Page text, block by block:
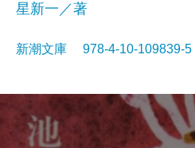
星新一／著
新潮文庫 978-4-10-